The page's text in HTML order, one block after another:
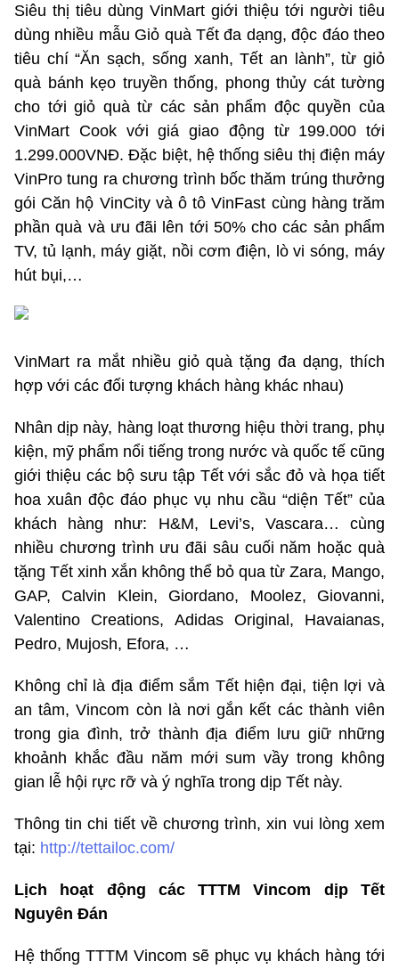
Siêu thị tiêu dùng VinMart giới thiệu tới người tiêu
dùng nhiều mẫu Giỏ quà Tết đa dạng, độc đáo theo
tiêu chí “Ăn sạch, sống xanh, Tết an lành”, từ giỏ
quà bánh kẹo truyền thống, phong thủy cát tường
cho tới giỏ quà từ các sản phẩm độc quyền của
VinMart Cook với giá giao động từ 199.000 tới
1.299.000VNĐ. Đặc biệt, hệ thống siêu thị điện máy
VinPro tung ra chương trình bốc thăm trúng thưởng
gói Căn hộ VinCity và ô tô VinFast cùng hàng trăm
phần quà và ưu đãi lên tới 50% cho các sản phẩm
TV, tủ lạnh, máy giặt, nồi cơm điện, lò vi sóng, máy
hút bụi,…
VinMart ra mắt nhiều giỏ quà tặng đa dạng, thích
hợp với các đối tượng khách hàng khác nhau)
Nhân dịp này, hàng loạt thương hiệu thời trang, phụ
kiện, mỹ phẩm nổi tiếng trong nước và quốc tế cũng
giới thiệu các bộ sưu tập Tết với sắc đỏ và họa tiết
hoa xuân độc đáo phục vụ nhu cầu “diện Tết” của
khách hàng như: H&M, Levi’s, Vascara… cùng
nhiều chương trình ưu đãi sâu cuối năm hoặc quà
tặng Tết xinh xắn không thể bỏ qua từ Zara, Mango,
GAP, Calvin Klein, Giordano, Moolez, Giovanni,
Valentino Creations, Adidas Original, Havaianas,
Pedro, Mujosh, Efora, …
Không chỉ là địa điểm sắm Tết hiện đại, tiện lợi và
an tâm, Vincom còn là nơi gắn kết các thành viên
trong gia đình, trở thành địa điểm lưu giữ những
khoảnh khắc đầu năm mới sum vầy trong không
gian lễ hội rực rỡ và ý nghĩa trong dịp Tết này.
Thông tin chi tiết về chương trình, xin vui lòng xem
tại: http://tettailoc.com/
Lịch hoạt động các TTTM Vincom dịp Tết
Nguyên Đán
Hệ thống TTTM Vincom sẽ phục vụ khách hàng tới